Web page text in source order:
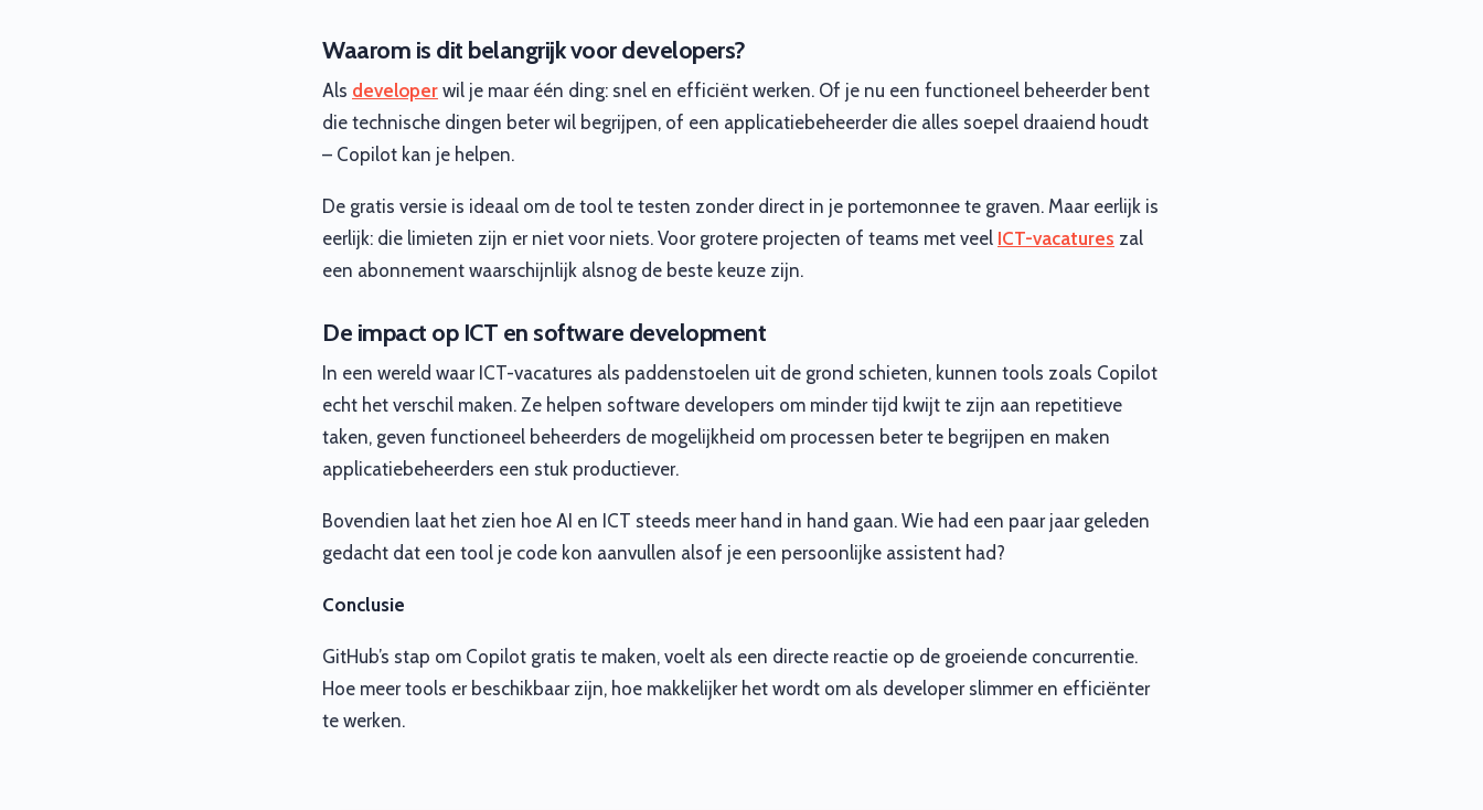
Waarom is dit belangrijk voor developers?
Als developer wil je maar één ding: snel en efficiënt werken. Of je nu een functioneel beheerder bent
die technische dingen beter wil begrijpen, of een applicatiebeheerder die alles soepel draaiend houdt
– Copilot kan je helpen.
De gratis versie is ideaal om de tool te testen zonder direct in je portemonnee te graven. Maar eerlijk is
eerlijk: die limieten zijn er niet voor niets. Voor grotere projecten of teams met veel ICT-vacatures zal
een abonnement waarschijnlijk alsnog de beste keuze zijn.
De impact op ICT en software development
In een wereld waar ICT-vacatures als paddenstoelen uit de grond schieten, kunnen tools zoals Copilot
echt het verschil maken. Ze helpen software developers om minder tijd kwijt te zijn aan repetitieve
taken, geven functioneel beheerders de mogelijkheid om processen beter te begrijpen en maken
applicatiebeheerders een stuk productiever.
Bovendien laat het zien hoe AI en ICT steeds meer hand in hand gaan. Wie had een paar jaar geleden
gedacht dat een tool je code kon aanvullen alsof je een persoonlijke assistent had?
Conclusie
GitHub’s stap om Copilot gratis te maken, voelt als een directe reactie op de groeiende concurrentie.
Hoe meer tools er beschikbaar zijn, hoe makkelijker het wordt om als developer slimmer en efficiënter
te werken.